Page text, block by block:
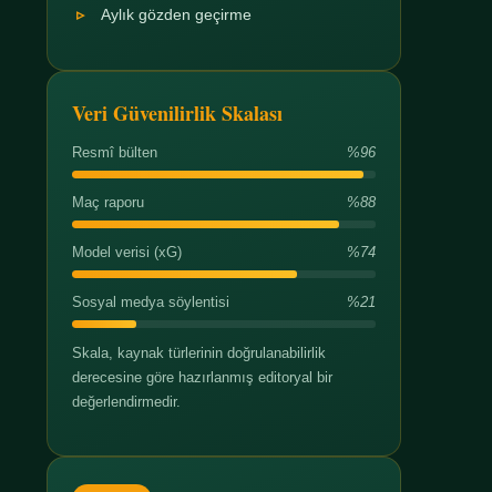
Aylık gözden geçirme
Veri Güvenilirlik Skalası
Resmî bülten %96
Maç raporu %88
Model verisi (xG) %74
Sosyal medya söylentisi %21
Skala, kaynak türlerinin doğrulanabilirlik
derecesine göre hazırlanmış editoryal bir
değerlendirmedir.